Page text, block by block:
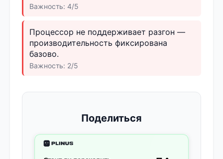
Важность: 4/5
Процессор не поддерживает разгон —
производительность фиксирована
базово.
Важность: 2/5
Поделиться